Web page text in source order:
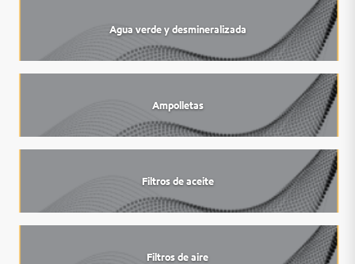
Agua verde y desmineralizada
Ampolletas
Filtros de aceite
Filtros de aire